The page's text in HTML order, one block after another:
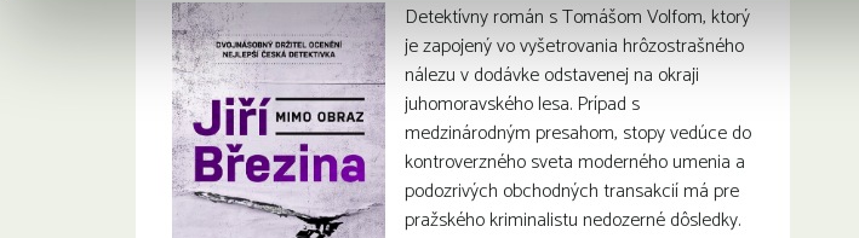
Detektívny román s Tomášom Volfom, ktorý
je zapojený vo vyšetrovania hrôzostrašného
nálezu v dodávke odstavenej na okraji
juhomoravského lesa. Prípad s
medzinárodným presahom, stopy vedúce do
kontroverzného sveta moderného umenia a
podozrivých obchodných transakcií má pre
pražského kriminalistu nedozerné dôsledky.